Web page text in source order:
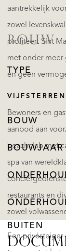
aantrekkelijk
zowel
profiteert Sint
met onder meer
en geen
Bewoners en
aanbod aan
beachclub met
spa van
restaurants en
zowel
Een
BOUW
TYPE
BOUW
BOUWJAAR
BUITEN